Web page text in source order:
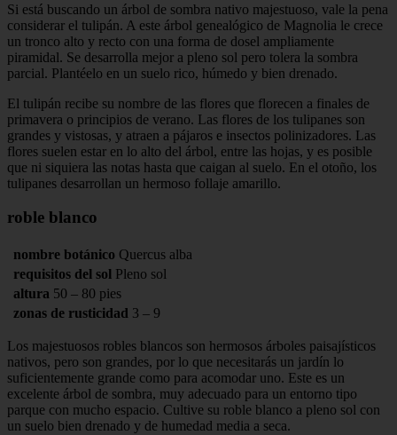
Si está buscando un árbol de sombra nativo majestuoso, vale la pena
considerar el tulipán. A este árbol genealógico de Magnolia le crece
un tronco alto y recto con una forma de dosel ampliamente
piramidal. Se desarrolla mejor a pleno sol pero tolera la sombra
parcial. Plantéelo en un suelo rico, húmedo y bien drenado.
El tulipán recibe su nombre de las flores que florecen a finales de
primavera o principios de verano. Las flores de los tulipanes son
grandes y vistosas, y atraen a pájaros e insectos polinizadores. Las
flores suelen estar en lo alto del árbol, entre las hojas, y es posible
que ni siquiera las notas hasta que caigan al suelo. En el otoño, los
tulipanes desarrollan un hermoso follaje amarillo.
roble blanco
nombre botánico Quercus alba
requisitos del sol Pleno sol
altura 50 – 80 pies
zonas de rusticidad 3 – 9
Los majestuosos robles blancos son hermosos árboles paisajísticos
nativos, pero son grandes, por lo que necesitarás un jardín lo
suficientemente grande como para acomodar uno. Este es un
excelente árbol de sombra, muy adecuado para un entorno tipo
parque con mucho espacio. Cultive su roble blanco a pleno sol con
un suelo bien drenado y de humedad media a seca.